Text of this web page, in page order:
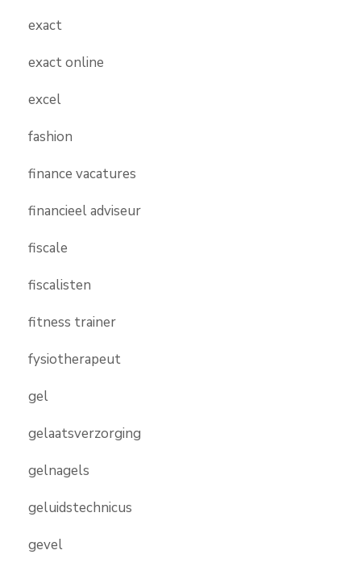
exact
exact online
excel
fashion
finance vacatures
financieel adviseur
fiscale
fiscalisten
fitness trainer
fysiotherapeut
gel
gelaatsverzorging
gelnagels
geluidstechnicus
gevel